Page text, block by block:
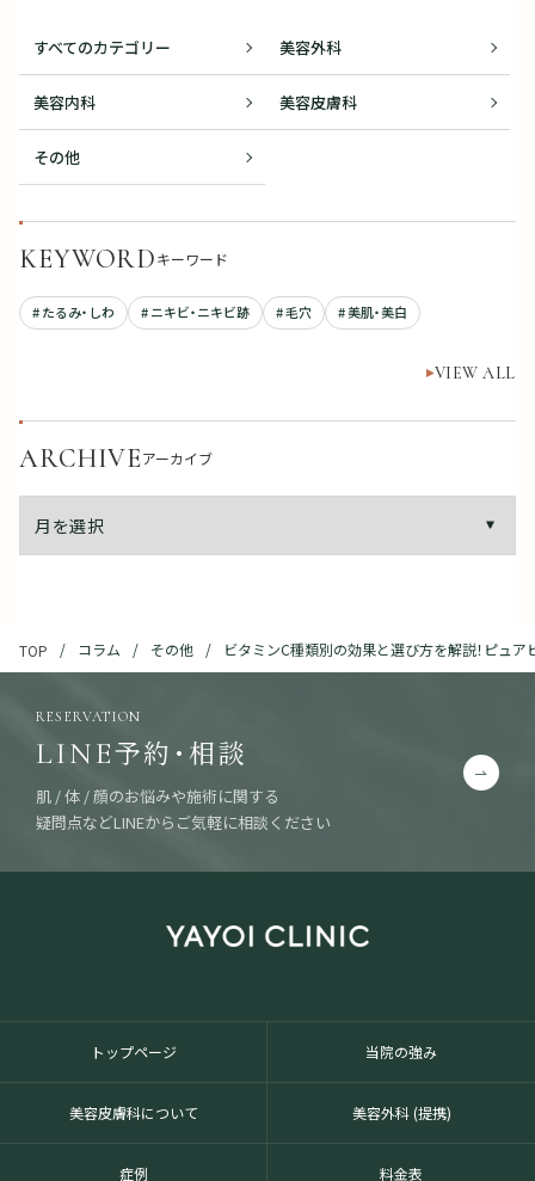
すべてのカテゴリー 美容外科
美容内科 美容皮膚科
その他
KEYWORDキーワード
# たるみ・しわ # ニキビ・ニキビ跡 # 毛穴 # 美肌・美白
VIEW ALL
ARCHIVEアーカイブ
TOP コラム その他 ビタミンC種類別の効果と選び方を解説！ピュ
LINE予約・相談
RESERVATION
肌 / 体 / 顔のお悩みや施術に関する
疑問点などLINEからご気軽に相談ください
トップページ 当院の強み
美容皮膚科について 美容外科 (提携)
症例 料金表